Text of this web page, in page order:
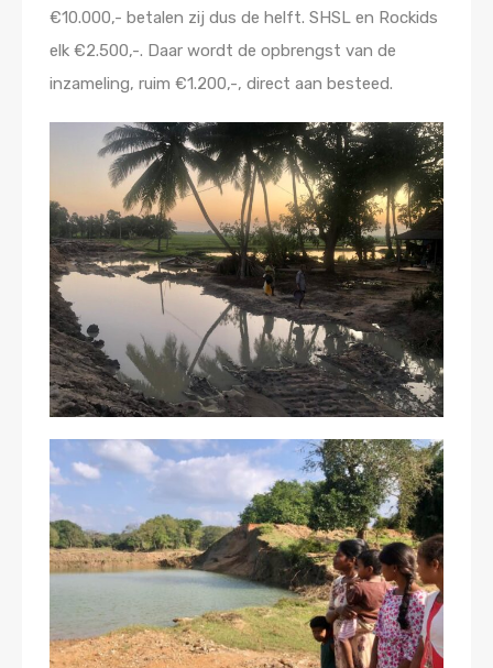
€10.000,- betalen zij dus de helft. SHSL en Rockids
elk €2.500,-. Daar wordt de opbrengst van de
inzameling, ruim €1.200,-, direct aan besteed.